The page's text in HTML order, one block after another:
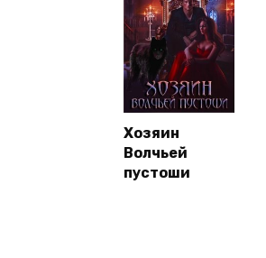
Хозяин
Волчьей
пустоши